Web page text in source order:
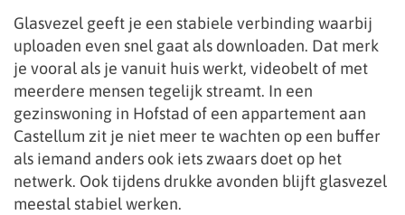
Glasvezel geeft je een stabiele verbinding waarbij
uploaden even snel gaat als downloaden. Dat merk
je vooral als je vanuit huis werkt, videobelt of met
meerdere mensen tegelijk streamt. In een
gezinswoning in Hofstad of een appartement aan
Castellum zit je niet meer te wachten op een buffer
als iemand anders ook iets zwaars doet op het
netwerk. Ook tijdens drukke avonden blijft glasvezel
meestal stabiel werken.